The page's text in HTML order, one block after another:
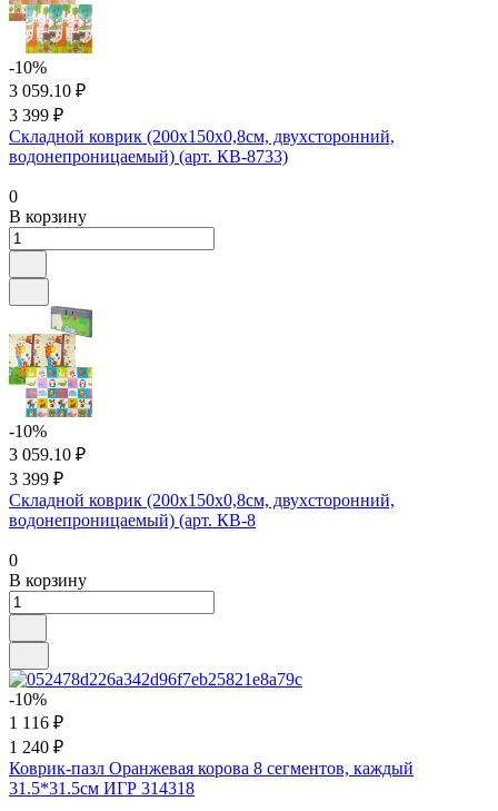
-10%
3 059.10 ₽
3 399 ₽
Складной коврик (200x150x0,8см, двухсторонний,
водонепроницаемый) (арт. КВ-8733)
0
В корзину
-10%
3 059.10 ₽
3 399 ₽
Складной коврик (200x150x0,8см, двухсторонний,
водонепроницаемый) (арт. КВ-8
0
В корзину
-10%
1 116 ₽
1 240 ₽
Коврик-пазл Оранжевая корова 8 сегментов, каждый
31.5*31.5см ИГР 314318